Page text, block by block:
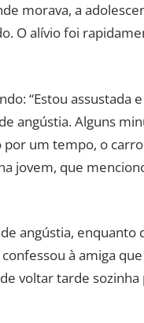
morava, a
O alívio foi
“Estou assustada
angústia. Alguns
um tempo, o
jovem, que
angústia, enquanto
à amiga
voltar tarde sozinha